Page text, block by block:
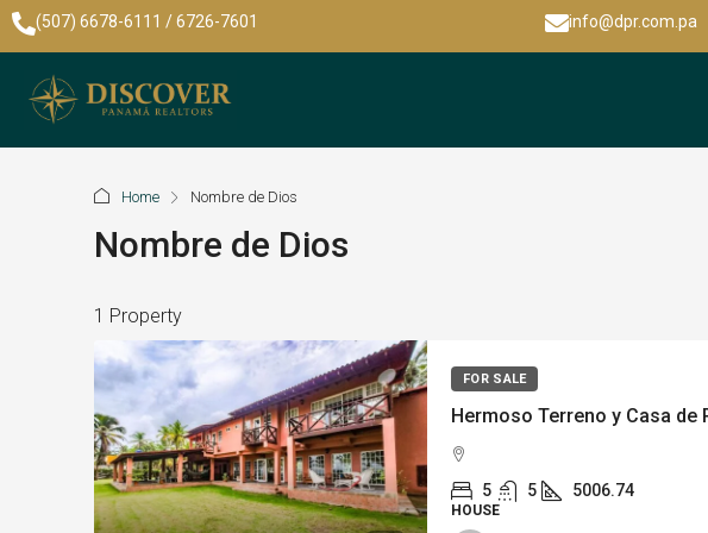
(507) 6678-6111 / 6726-7601 info@dpr.com.pa
Home Nombre de Dios
Nombre de Dios
1 Property
FOR SALE
5 5 5006.74
HOUSE